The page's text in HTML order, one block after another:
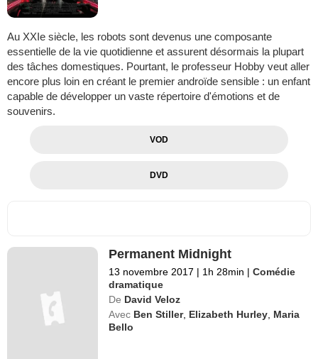
Au XXIe siècle, les robots sont devenus une composante
essentielle de la vie quotidienne et assurent désormais la plupart
des tâches domestiques. Pourtant, le professeur Hobby veut aller
encore plus loin en créant le premier androïde sensible : un enfant
capable de développer un vaste répertoire d'émotions et de
souvenirs.
VOD
DVD
Permanent Midnight
13 novembre 2017 | 1h 28min | Comédie
dramatique
De David Veloz
Avec Ben Stiller, Elizabeth Hurley Maria
Bello